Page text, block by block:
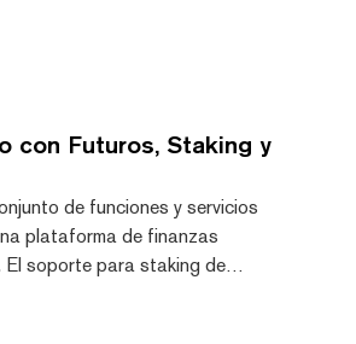
disparado en $250.000
con Futuros, Staking y
de funciones y servicios
plataforma de finanzas
El soporte para staking de
a nivel nacional pendiente de